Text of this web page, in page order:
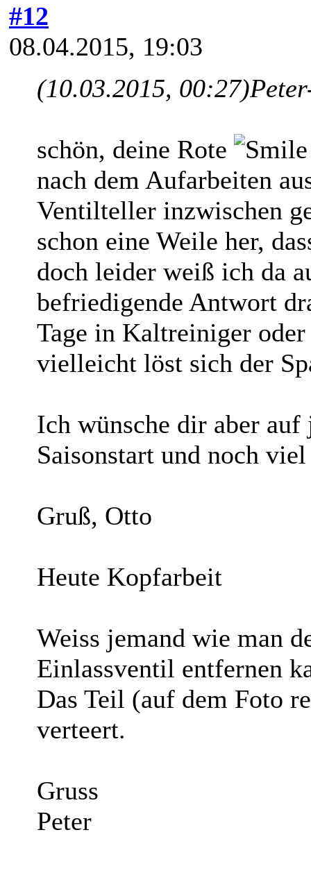
#12
08.04.2015, 19:03
(10.03.2015, 00:27)
schön, deine Rote
nach dem Aufarbeiten
Ventilteller inzwischen
schon eine Weile her,
doch leider weiß ich da
befriedigende Antwort
Tage in Kaltreiniger
vielleicht löst sich der
Ich wünsche dir aber auf
Saisonstart und noch
Gruß, Otto
Heute Kopfarbeit
Weiss jemand wie man
Einlassventil entfernen
Das Teil (auf dem Foto
verteert.
Gruss
Peter